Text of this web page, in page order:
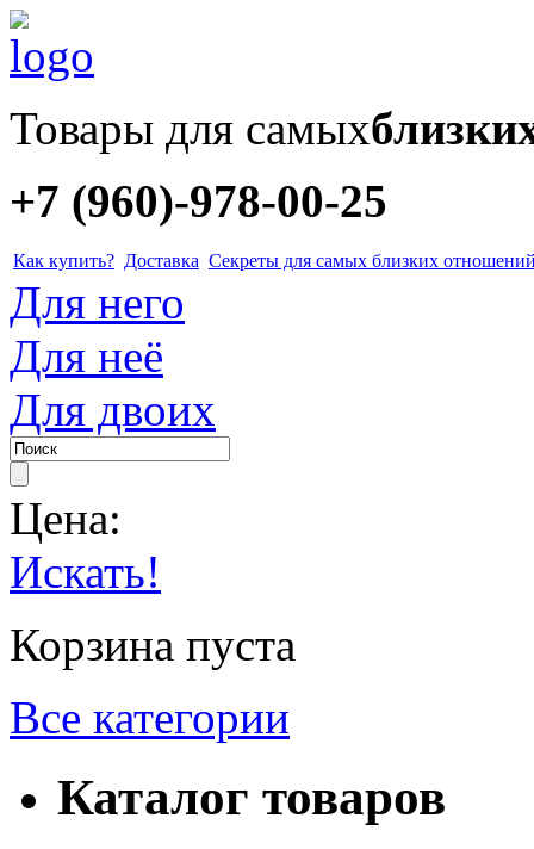
Товары для самых
+7 (960)-978-00-25
Как купить? Доставка Секреты для самых близких
Для него
Для неё
Для двоих
Цена:
Искать!
Корзина пуста
Все категории
Каталог товаров